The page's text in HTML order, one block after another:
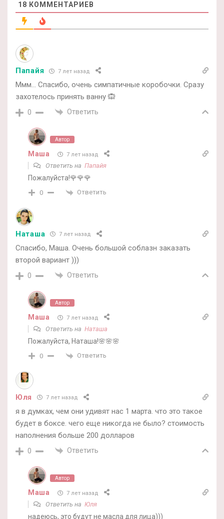
18 КОММЕНТАРИЕВ
Папайя 7 лет назад
Ммм… Спасибо, очень симпатичные коробочки. Сразу
захотелось принять ванну 🙉
0 Ответить
Автор
Маша 7 лет назад
Ответить на Папайя
Пожалуйста!🌹🌹🌹
0 Ответить
Наташа 7 лет назад
Спасибо, Маша. Очень большой соблазн заказать
второй вариант )))
0 Ответить
Автор
Маша 7 лет назад
Ответить на Наташа
Пожалуйста, Наташа!🌸🌸🌸
0 Ответить
Юля 7 лет назад
я в думках, чем они удивят нас 1 марта. что это такое
будет в боксе. чего еще никогда не было? стоимость
наполнения больше 200 долларов
0 Ответить
Автор
Маша 7 лет назад
Ответить на Юля
надеюсь, это будут не масла для лица)))